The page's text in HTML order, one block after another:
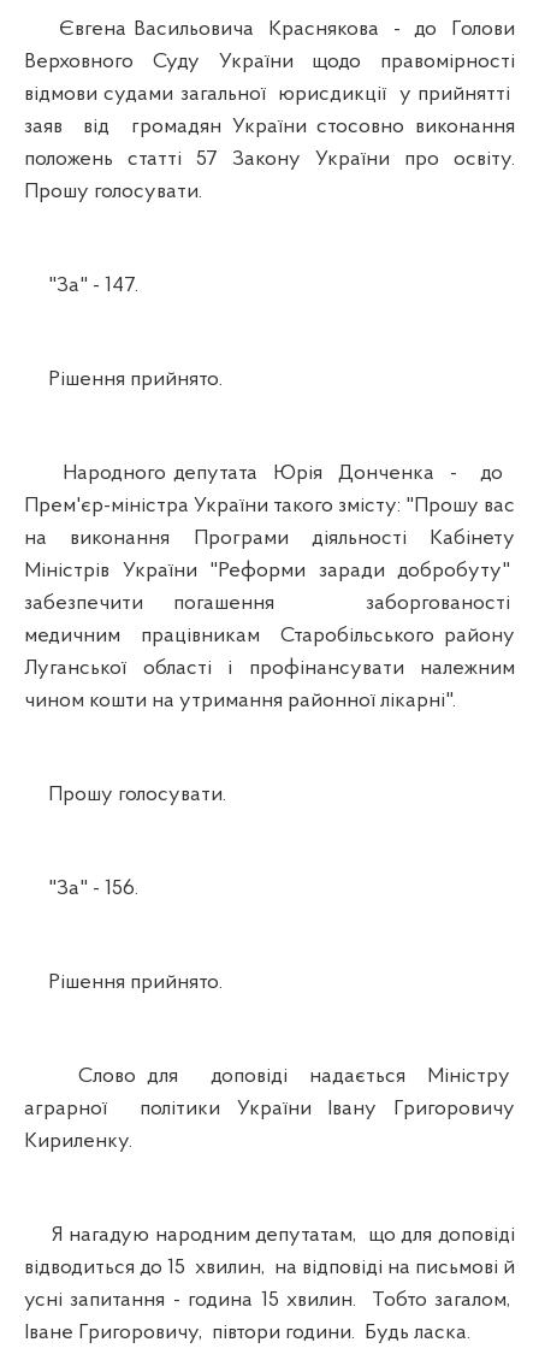
Євгена Васильовича Краснякова - до Голови
Верховного Суду України щодо правомірності
відмови судами загальної юрисдикції у прийнятті
заяв від громадян України стосовно виконання
положень статті 57 Закону України про освіту.
Прошу голосувати.
"За" - 147.
Рішення прийнято.
Народного депутата Юрія Донченка - до
Прем'єр-міністра України такого змісту: "Прошу вас
на виконання Програми діяльності Кабінету
Міністрів України "Реформи заради добробуту"
забезпечити погашення заборгованості
медичним працівникам Старобільського району
Луганської області і профінансувати належним
чином кошти на утримання районної лікарні".
Прошу голосувати.
"За" - 156.
Рішення прийнято.
Слово для доповіді надається Міністру
аграрної політики України Івану Григоровичу
Кириленку.
Я нагадую народним депутатам, що для доповіді
відводиться до 15 хвилин, на відповіді на письмові й
усні запитання - година 15 хвилин. Тобто загалом,
Іване Григоровичу, півтори години. Будь ласка.